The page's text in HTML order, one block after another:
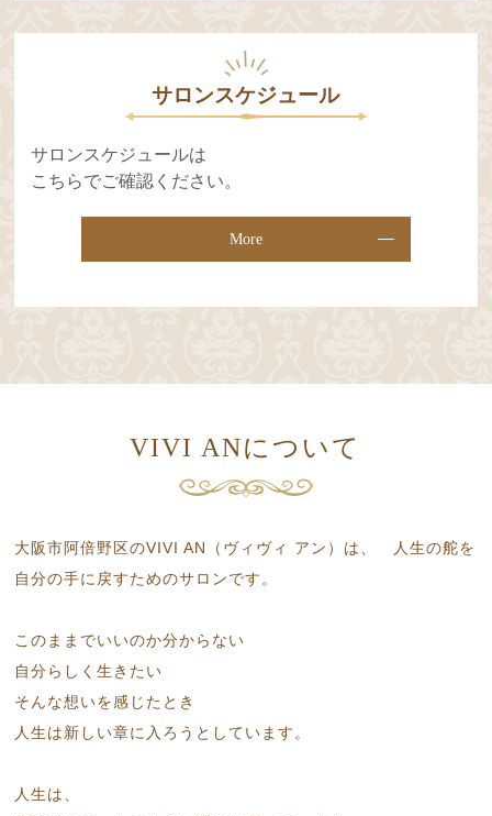
サロンスケジュール
サロンスケジュールは
こちらでご確認ください。
More
VIVI ANについて
大阪市阿倍野区のVIVI AN（ヴィヴィ アン）は、
人生の舵を
自分の手に戻すためのサロンです。
このままでいいのか分からない
自分らしく生きたい
そんな想いを感じたとき
人生は新しい章に入ろうとしています。
人生は、